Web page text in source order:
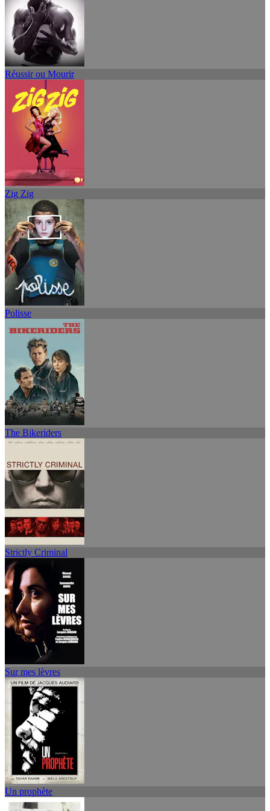
Réussir ou Mourir
Zig Zig
Polisse
The Bikeriders
Strictly Criminal
Sur mes lèvres
Un prophète